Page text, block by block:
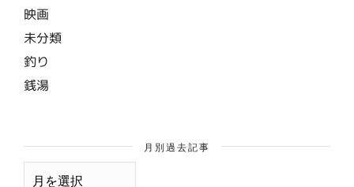
映画
未分類
釣り
銭湯
月別過去記事
月